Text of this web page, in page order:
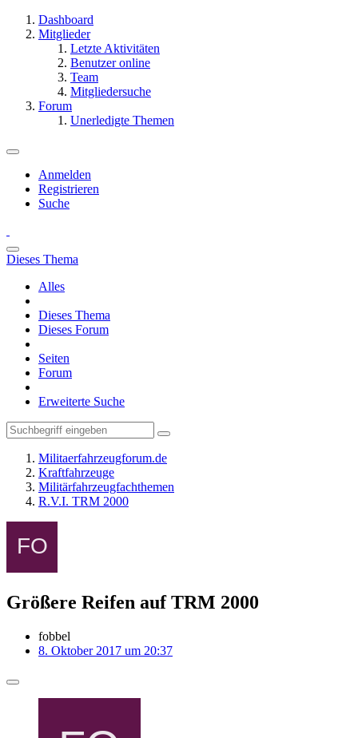
Dashboard
Mitglieder
Letzte Aktivitäten
Benutzer online
Team
Mitgliedersuche
Forum
Unerledigte Themen
Anmelden
Registrieren
Suche
Dieses Thema
Alles
Dieses Thema
Dieses Forum
Seiten
Forum
Erweiterte Suche
Militaerfahrzeugforum.de
Kraftfahrzeuge
Militärfahrzeugfachthemen
R.V.I. TRM 2000
Größere Reifen auf TRM 2000
fobbel
8. Oktober 2017 um 20:37